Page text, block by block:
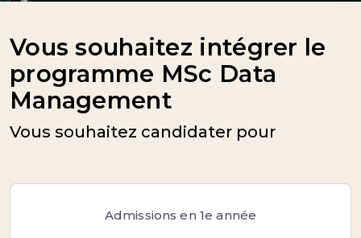
Vous souhaitez intégrer le
programme MSc Data
Management
Vous souhaitez candidater pour
Admissions en 1e année